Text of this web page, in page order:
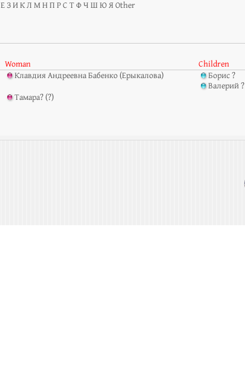
Е З И К Л М Н П Р С Т Ф Ч Ш Ю Я Other
Woman
Children
Клавдия Андреевна Бабенко (Ерыкалова)
Борис ?
Валерий ?
Тамара? (?)